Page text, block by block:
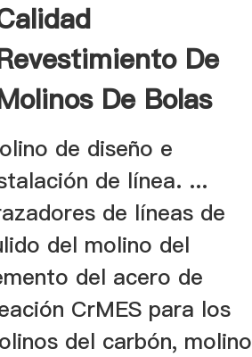
De
De Bolas
Liners ...
de diseño e
de línea. ...
de líneas de
del molino del
del acero de
CrMES para los
del carbón, molino